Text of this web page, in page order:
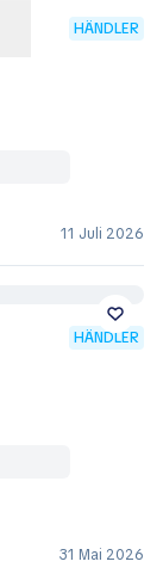
HÄNDLER
11 Juli 2026
HÄNDLER
31 Mai 2026